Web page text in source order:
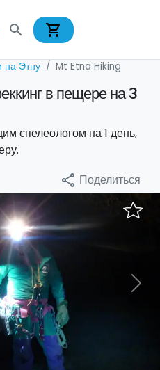
search shopping_cart
на Этну Mt Etna Hiking
в пещере на 3
спелеологом на 1 день,
share Поделиться
Next